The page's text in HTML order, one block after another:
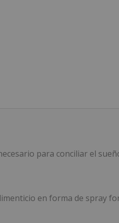
para conciliar el
en forma de spray